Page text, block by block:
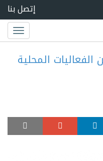
إتصل بنا
Toggle
المحلية